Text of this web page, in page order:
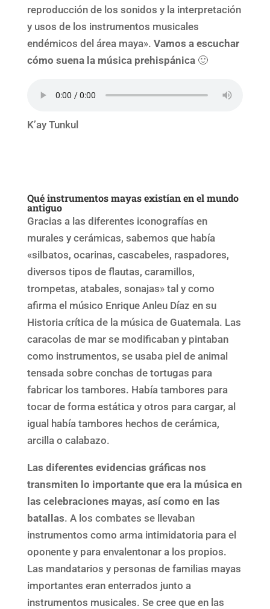
reproducción de los sonidos y la interpretación
y usos de los instrumentos musicales
endémicos del área maya». Vamos a escuchar
cómo suena la música prehispánica 🙂
K’ay Tunkul
Qué instrumentos mayas existían en el mundo
antiguo
Gracias a las diferentes iconografías en
murales y cerámicas, sabemos que había
«silbatos, ocarinas, cascabeles, raspadores,
diversos tipos de flautas, caramillos,
trompetas, atabales, sonajas» tal y como
afirma el músico Enrique Anleu Díaz en su
Historia crítica de la música de Guatemala. Las
caracolas de mar se modificaban y pintaban
como instrumentos, se usaba piel de animal
tensada sobre conchas de tortugas para
fabricar los tambores. Había tambores para
tocar de forma estática y otros para cargar, al
igual había tambores hechos de cerámica,
arcilla o calabazo.
Las diferentes evidencias gráficas nos
transmiten lo importante que era la música en
las celebraciones mayas, así como en las
batallas. A los combates se llevaban
instrumentos como arma intimidatoria para el
oponente y para envalentonar a los propios.
Las mandatarios y personas de familias mayas
importantes eran enterrados junto a
instrumentos musicales. Se cree que en las